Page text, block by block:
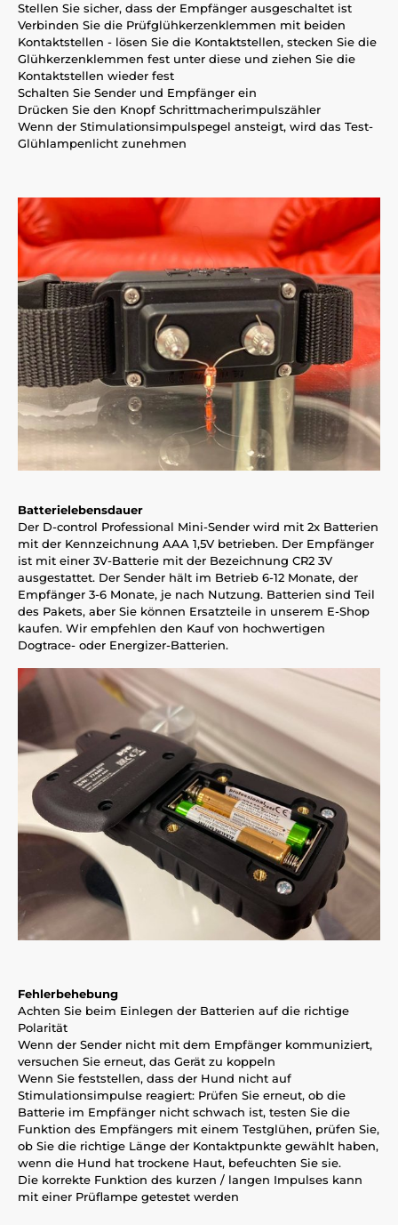
Stellen Sie sicher, dass der Empfänger ausgeschaltet ist
Verbinden Sie die Prüfglühkerzenklemmen mit beiden
Kontaktstellen - lösen Sie die Kontaktstellen, stecken Sie die
Glühkerzenklemmen fest unter diese und ziehen Sie die
Kontaktstellen wieder fest
Schalten Sie Sender und Empfänger ein
Drücken Sie den Knopf Schrittmacherimpulszähler
Wenn der Stimulationsimpulspegel ansteigt, wird das Test-
Glühlampenlicht zunehmen
Batterielebensdauer
Der D-control Professional Mini-Sender wird mit 2x Batterien
mit der Kennzeichnung AAA 1,5V betrieben. Der Empfänger
ist mit einer 3V-Batterie mit der Bezeichnung CR2 3V
ausgestattet. Der Sender hält im Betrieb 6-12 Monate, der
Empfänger 3-6 Monate, je nach Nutzung. Batterien sind Teil
des Pakets, aber Sie können Ersatzteile in unserem E-Shop
kaufen. Wir empfehlen den Kauf von hochwertigen
Dogtrace- oder Energizer-Batterien.
Fehlerbehebung
Achten Sie beim Einlegen der Batterien auf die richtige
Polarität
Wenn der Sender nicht mit dem Empfänger kommuniziert,
versuchen Sie erneut, das Gerät zu koppeln
Wenn Sie feststellen, dass der Hund nicht auf
Stimulationsimpulse reagiert: Prüfen Sie erneut, ob die
Batterie im Empfänger nicht schwach ist, testen Sie die
Funktion des Empfängers mit einem Testglühen, prüfen Sie,
ob Sie die richtige Länge der Kontaktpunkte gewählt haben,
wenn die Hund hat trockene Haut, befeuchten Sie sie.
Die korrekte Funktion des kurzen / langen Impulses kann
mit einer Prüflampe getestet werden